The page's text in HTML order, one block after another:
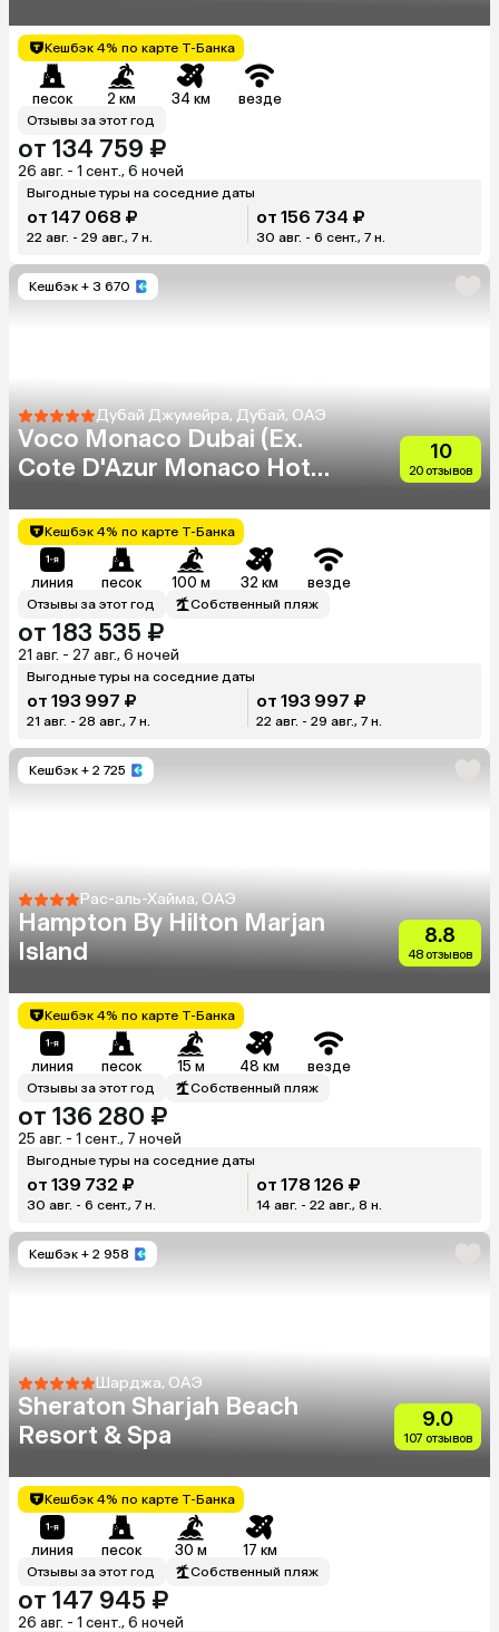
Кешбэк 4% по карте Т-Банка
песок 2 км 34 км везде
Отзывы за этот год
от 134 759 ₽
26 авг. - 1 сент., 6 ночей
Выгодные туры на соседние даты
от 147 068 ₽
22 авг. - 29 авг., 7 н.
от 156 734 ₽
30 авг. - 6 сент., 7 н.
Кешбэк + 3 670
Дубай Джумейра, Дубай, ОАЭ
Voco Monaco Dubai (Ex.
Cote D'Azur Monaco Hotel)
10
20 отзывов
Кешбэк 4% по карте Т-Банка
линия песок 100 м 32 км везде
Отзывы за этот год Собственный пляж
от 183 535 ₽
21 авг. - 27 авг., 6 ночей
Выгодные туры на соседние даты
от 193 997 ₽
21 авг. - 28 авг., 7 н.
от 193 997 ₽
22 авг. - 29 авг., 7 н.
Кешбэк + 2 725
Рас-аль-Хайма, ОАЭ
Hampton By Hilton Marjan
Island
8.8
48 отзывов
Кешбэк 4% по карте Т-Банка
линия песок 15 м 48 км везде
Отзывы за этот год Собственный пляж
от 136 280 ₽
25 авг. - 1 сент., 7 ночей
Выгодные туры на соседние даты
от 139 732 ₽
30 авг. - 6 сент., 7 н.
от 178 126 ₽
14 авг. - 22 авг., 8 н.
Кешбэк + 2 958
Шарджа, ОАЭ
Sheraton Sharjah Beach
Resort & Spa
9.0
107 отзывов
Кешбэк 4% по карте Т-Банка
линия песок 30 м 17 км
Отзывы за этот год Собственный пляж
от 147 945 ₽
26 авг. - 1 сент., 6 ночей